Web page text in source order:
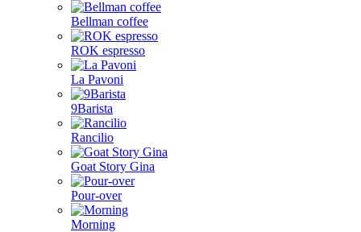
Bellman coffee
ROK espresso
La Pavoni
9Barista
Rancilio
Goat Story Gina
Pour-over
Morning